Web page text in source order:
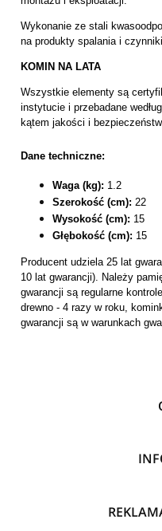
Wykonanie ze stali
na produkty spalania i
KOMIN NA LATA
Wszystkie elementy są
instytucie i przebadane
kątem jakości i
Dane techniczne:
Waga (kg): 1.2
Szerokość (cm): 22
Wysokość (cm): 15
Głębokość (cm): 15
Producent udziela 25 lat
10 lat gwarancji). Należy
gwarancji są regularne
drewno - 4 razy w roku,
gwarancji są w warunkach